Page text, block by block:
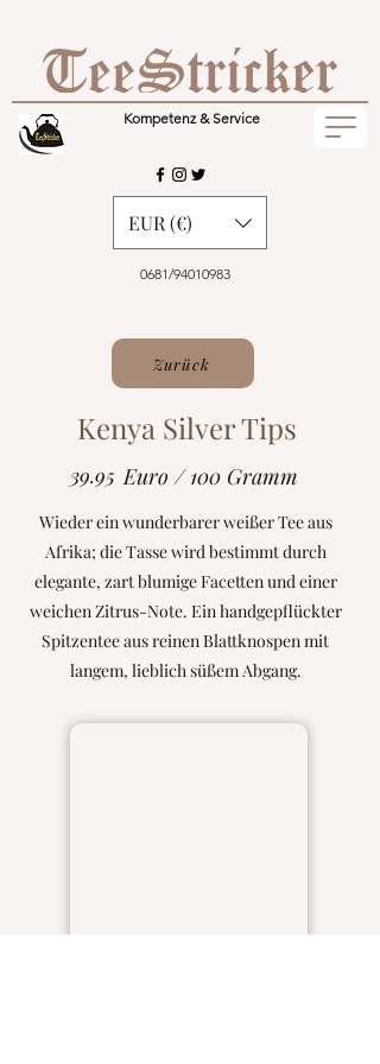
Kompetenz & Service
0681/94010983
EUR (€)
Zurück
Kenya Silver Tips
39.95 Euro / 100 Gramm
Wieder ein wunderbarer weißer Tee aus
Afrika; die Tasse wird bestimmt durch
elegante, zart blumige Facetten und einer
weichen Zitrus-Note. Ein handgepflückter
Spitzentee aus reinen Blattknospen mit
langem, lieblich süßem Abgang.